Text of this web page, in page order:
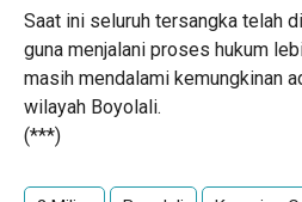
Saat ini seluruh tersangka telah
guna menjalani proses hukum
masih mendalami kemungkinan
wilayah Boyolali.
(***)